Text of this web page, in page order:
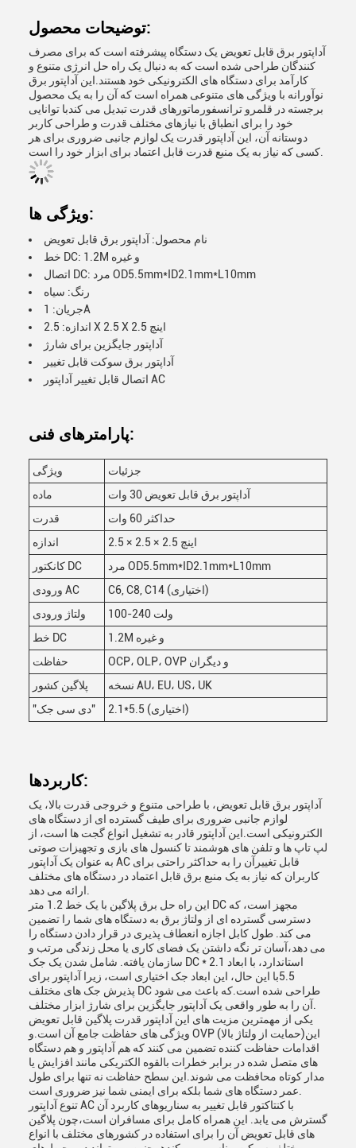
توضیحات محصول:
آداپتور برق قابل تعویض یک دستگاه پیشرفته است که برای مصرف
کنندگان طراحی شده است که به دنبال یک راه حل انرژی متنوع و
کارآمد برای دستگاه های الکترونیکی خود هستند.این آداپتور برق
نوآورانه با ویژگی های متنوعی همراه است که آن را به یک محصول
برجسته در قلمرو ترانسفورماتورهای قدرت تبدیل می کندبا توانایی
خود را برای انطباق با نیازهای مختلف قدرت و طراحی کاربر
دوستانه آن، این آداپتور قدرت یک لوازم جانبی ضروری برای هر
ویژگی ها:
نام محصول: آداپتور برق قابل تعویض
خط DC: 1.2M و غیره
اتصال DC: مرد OD5.5mm*ID2.1mm*L10mm
رنگ: سیاه
جریان: 1A
اندازه: 2.5 X 2.5 X 2.5 اینچ
آداپتور جایگزین برای شارژ
آداپتور برق سوکت قابل تغییر
اتصال قابل تغییر آداپتور AC
پارامترهای فنی:
ویژگی
جزئیات
ماده
آداپتور برق قابل تعویض 30 وات
قدرت
حداکثر 60 وات
اندازه
2.5 × 2.5 × 2.5 اینچ
کانکتور DC
مرد OD5.5mm*ID2.1mm*L10mm
ورودی AC
C6, C8, C14 (اختیاری)
ولتاژ ورودی
100-240 ولت
خط DC
1.2M و غیره
حفاظت
OCP، OLP، OVP و دیگران
پلاگین کشور
نسخه AU، EU، US، UK
"دی سی جک"
2.1*5.5 (اختیاری)
کاربردها:
آداپتور برق قابل تعویض، با طراحی متنوع و خروجی قدرت بالا، یک
لوازم جانبی ضروری برای طیف گسترده ای از دستگاه های
الکترونیکی است.اين آداپتور قادر به تشغيل انواع گجت ها است، از
لپ تاپ ها و تلفن های هوشمند تا کنسول های بازی و تجهیزات صوتی
به عنوان یک آداپتور AC قابل تغییرآن را به حداکثر راحتی برای
کاربران که نیاز به یک منبع برق قابل اعتماد در دستگاه های مختلف
این راه حل برق پلاگین با یک خط 1.2 متر DC مجهز است، که
دسترسی گسترده ای از ولتاژ برق به دستگاه های شما را تضمین
می کند. طول کابل اجازه انعطاف پذیری در قرار دادن دستگاه را
می دهد،آسان تر نگه داشتن یک فضای کاری یا محل زندگی مرتب و
سازمان یافته. شامل شدن یک جک DC استاندارد، با ابعاد 2.1 *
5.5با این حال، این ابعاد جک اختیاری است، زیرا آداپتور برای
پذیرش جک های مختلف DC طراحی شده است.که باعث می شود
یکی از مهمترین مزیت های این آداپتور قدرت پلاگین قابل تعویض
ویژگی های حفاظت جامع آن است.و OVP (حمايت از ولتاژ بالا)این
اقدامات حفاظت کننده تضمین می کنند که هم آداپتور و هم دستگاه
های متصل شده در برابر خطرات بالقوه الکتریکی مانند افزایش یا
مدار کوتاه محافظت می شوند.این سطح حفاظت نه تنها برای طول
تنوع آداپتور AC با کنتاکتور قابل تغییر به سناریوهای کاربرد آن
گسترش می یابد. این همراه کامل برای مسافران است،چون پلاگین
های قابل تعویض آن را برای استفاده در کشورهای مختلف با انواع